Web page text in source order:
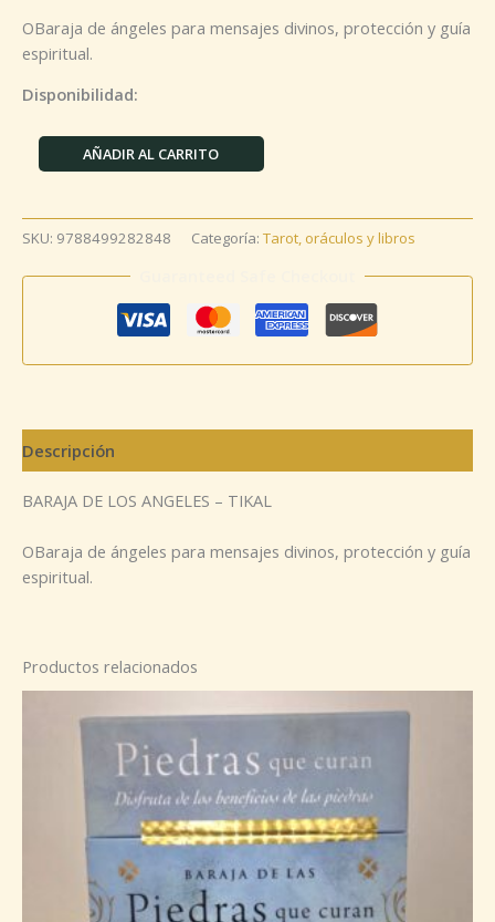
OBaraja de ángeles para mensajes divinos, protección y guía
espiritual.
Disponibilidad:
AÑADIR AL CARRITO
SKU: 9788499282848 Categoría: Tarot, oráculos y libros
Descripción
BARAJA DE LOS ANGELES – TIKAL
OBaraja de ángeles para mensajes divinos, protección y guía
espiritual.
Productos relacionados